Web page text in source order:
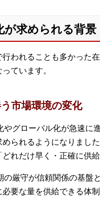
が求められる背景
われることも多かった
ています。
市場環境の変化
グローバル化が急速に
られるようになりまし
れだけ早く・正確に供
厳守が信頼関係の基盤
要な量を供給できる体